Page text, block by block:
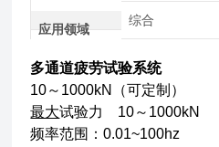
应用领域
综合
多通道疲劳试验系统
10～1000kN（可定制）
最大试验力 10～1000kN
频率范围：0.01~100hz